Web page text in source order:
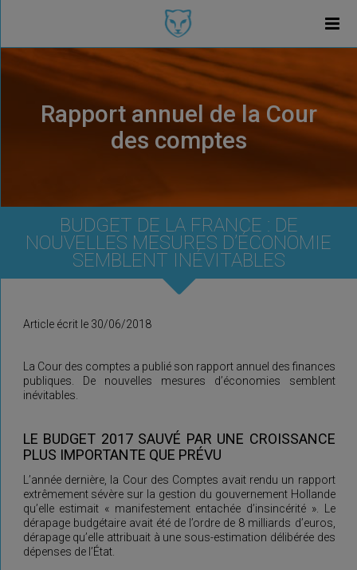
Rapport annuel de la Cour
des comptes
BUDGET DE LA FRANCE : DE
NOUVELLES MESURES D’ÉCONOMIE
SEMBLENT INÉVITABLES
Article écrit le 30/06/2018
La Cour des comptes a publié son rapport annuel des finances
publiques. De nouvelles mesures d’économies semblent
inévitables.
LE BUDGET 2017 SAUVÉ PAR UNE CROISSANCE
PLUS IMPORTANTE QUE PRÉVU
L’année dernière, la Cour des Comptes avait rendu un rapport
extrêmement sévère sur la gestion du gouvernement Hollande
qu’elle estimait « manifestement entachée d’insincérité ». Le
dérapage budgétaire avait été de l’ordre de 8 milliards d’euros,
dérapage qu’elle attribuait à une sous-estimation délibérée des
dépenses de l’État.